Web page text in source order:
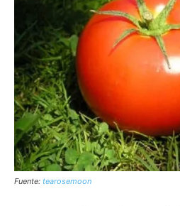
Fuente: tearosemoon